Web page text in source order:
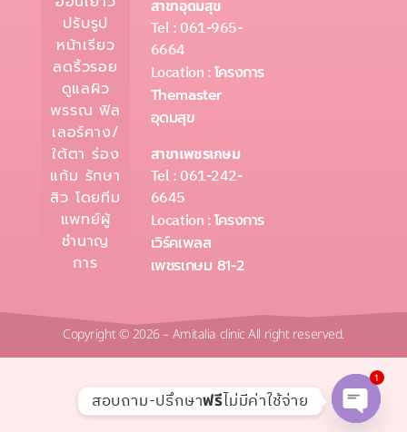
ปรับรูป
หน้าเรียว
ลดริ้วรอย
ดูแลผิว
พรรณ ฟิล
เลอร์คาง/
ใต้ตา ร่อง
แก้ม รักษา
สิว โดยทีม
แพทย์ผู้
ชำนาญ
การ
สาขาอุดมสุข
Tel : 061-965-
6664
Location :โครงการ
Themaster
อุดมสุข
สาขาเพชรเกษม
Tel : 061-242-
6645
Location :โครงการ
เวิร์คเพลส
เพชรเกษม 81-2
Copyright © 2026 – Amitalia clinic All right reserved.
สอบถาม-ปรึกษาฟรีไม่มีค่าใช้จ่าย
Open
1